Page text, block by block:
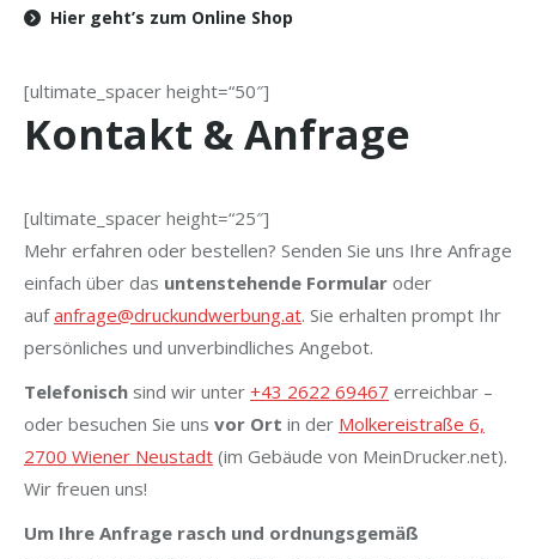
Hier geht’s zum Online Shop
[ultimate_spacer height=“50″]
Kontakt & Anfrage
[ultimate_spacer height=“25″]
Mehr erfahren oder bestellen? Senden Sie uns Ihre Anfrage
einfach über das untenstehende Formular oder
aufanfrage@druckundwerbung.at. Sie erhalten prompt Ihr
persönliches und unverbindliches Angebot.
Telefonisch sind wir unter +43 2622 69467 erreichbar –
oder besuchen Sie uns vor Ort in der Molkereistraße 6,
2700 Wiener Neustadt (im Gebäude von MeinDrucker.net).
Wir freuen uns!
Um Ihre Anfrage rasch und ordnungsgemäß